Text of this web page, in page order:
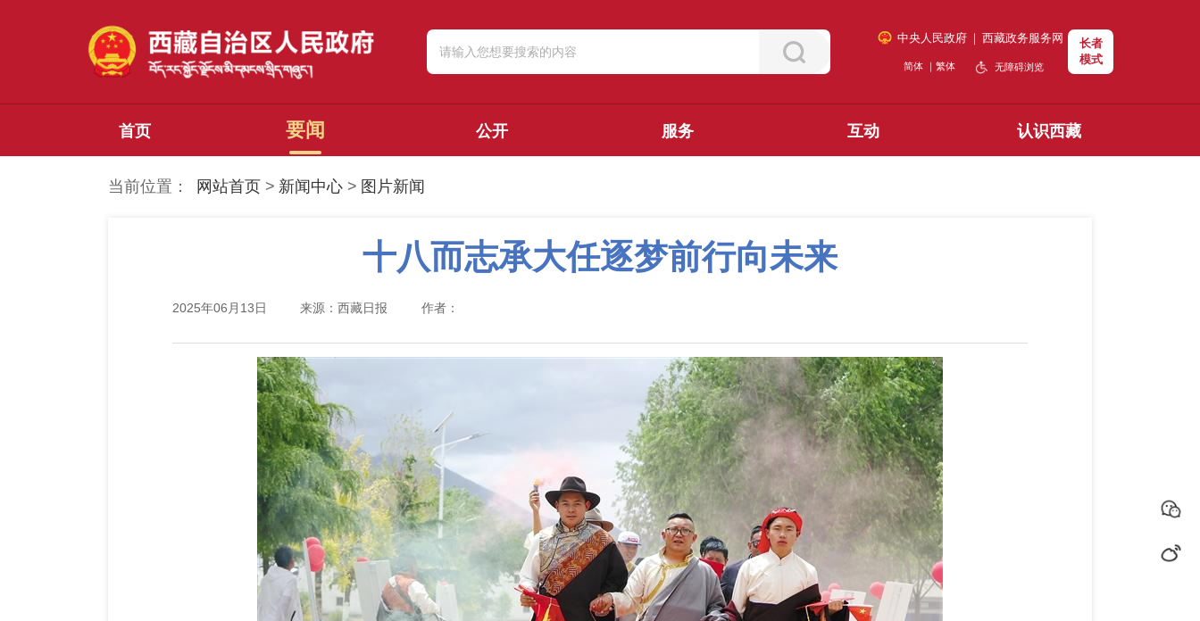
中央人民政府 ｜ 西藏政务服务网
简体｜ 繁体 无障碍浏览
长者
模式
首页 要闻 公开 服务 互动 认识西藏
当前位置： 网站首页 > 新闻中心 > 图片新闻
十八而志承大任逐梦前行向未来
2025年06月13日 来源：西藏日报 作者：